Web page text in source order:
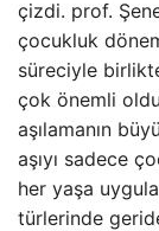
çizdi. prof.
çocukluk
süreciyle
çok önemli
aşılamanın
aşıyı sadece
her yaşa
türlerinde